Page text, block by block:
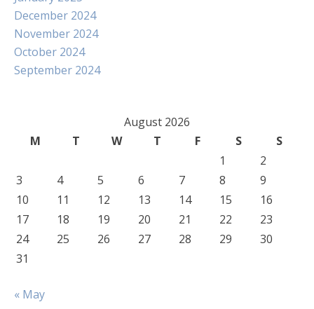
December 2024
November 2024
October 2024
September 2024
August 2026
M
T W T F S
S
1
2
3
4 5 6 7 8
9
10
11 12 13 14 15
16
17
18 19 20 21 22
23
24
25 26 27 28 29
30
31
« May